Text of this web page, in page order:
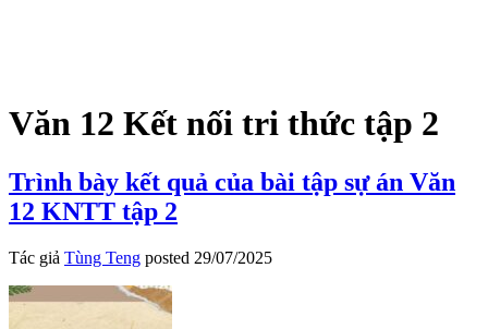
Văn 12 Kết nối tri thức tập 2
Trình bày kết quả của bài tập sự án Văn
12 KNTT tập 2
Tác giả Tùng Teng posted 29/07/2025